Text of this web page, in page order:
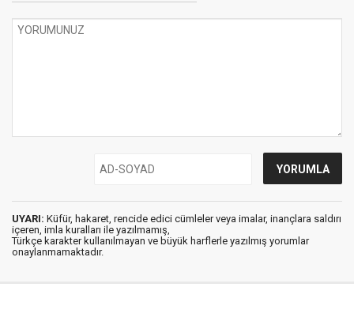
UYARI: Küfür, hakaret, rencide edici cümleler veya imalar, inançlara saldırı
içeren, imla kuralları ile yazılmamış,
Türkçe karakter kullanılmayan ve büyük harflerle yazılmış yorumlar
onaylanmamaktadır.